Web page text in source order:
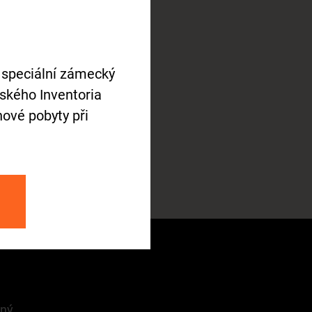
lektorského oddělení
702 023 940
zámecký
Inventoria
pobyty při